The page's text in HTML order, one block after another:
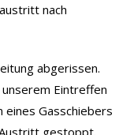
nach
abgerissen.
Eintreffen
eines Gasschiebers
gestoppt.